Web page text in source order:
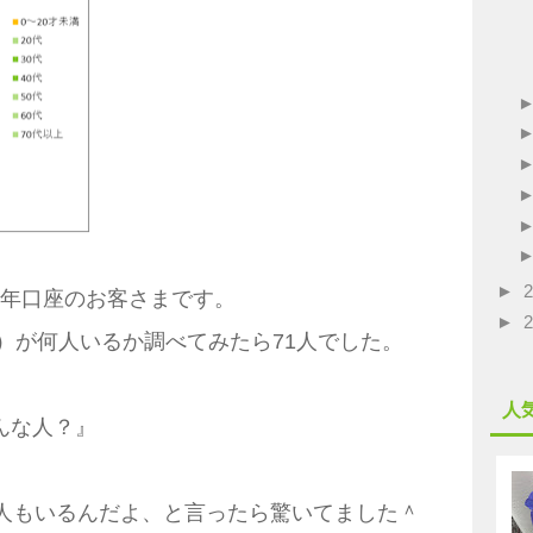
口座のお客さまです。
何人いるか調べてみたら71人でした。
人？』
いるんだよ、と言ったら驚いてました＾
►
►
人